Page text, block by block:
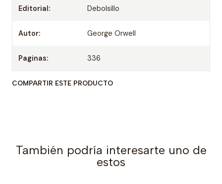
Editorial: Debolsillo
Autor: George Orwell
Paginas: 336
COMPARTIR ESTE PRODUCTO
También podría interesarte uno de
estos